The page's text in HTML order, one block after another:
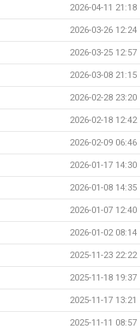
2026-04-11 21:18
2026-03-26 12:24
2026-03-25 12:57
2026-03-08 21:15
2026-02-28 23:20
2026-02-18 12:42
2026-02-09 06:46
2026-01-17 14:30
2026-01-08 14:35
2026-01-07 12:40
2026-01-02 08:14
2025-11-23 22:22
2025-11-18 19:37
2025-11-17 13:21
2025-11-11 08:57